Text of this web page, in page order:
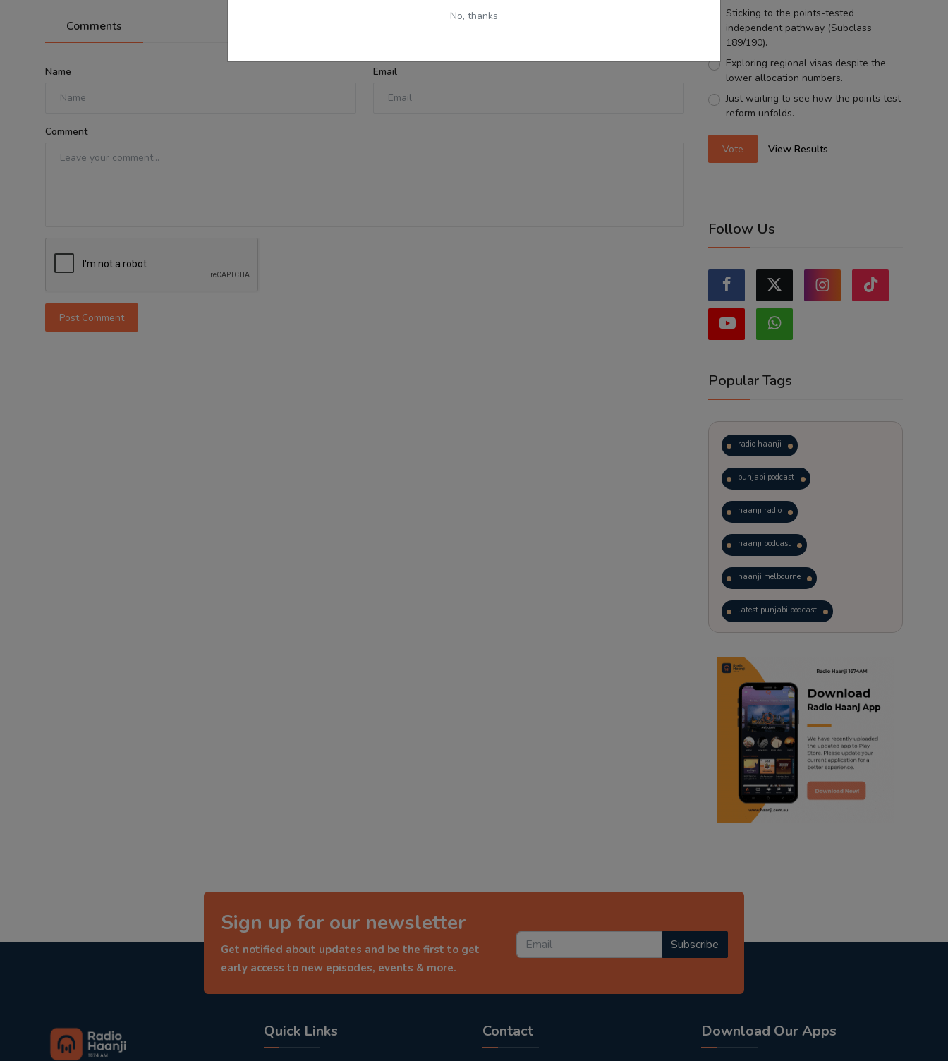
No, thanks
Comments
Name Email
Comment
Post Comment
Sticking to the points-tested
independent pathway (Subclass
189/190).
Exploring regional visas despite the
lower allocation numbers.
Just waiting to see how the points test
reform unfolds.
Vote View Results
Follow Us
Popular Tags
radio haanji
punjabi podcast
haanji radio
haanji podcast
haanji melbourne
latest punjabi podcast
trending punjabi podcast
ranjodh singh
radio haanji updates
punjabi podcast australia
punjabi kahani
Sign up for our newsletter
Get notified about updates and be the first to get
early access to new episodes, events & more.
Subscribe
Quick Links Contact Download Our Apps